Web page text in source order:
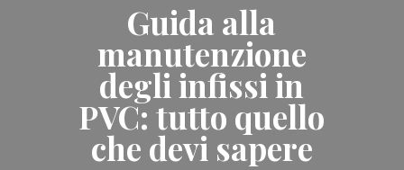
Guida alla
manutenzione
degli infissi in
PVC: tutto quello
che devi sapere